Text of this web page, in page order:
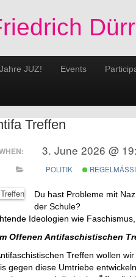
Dürr
JUZ! Events
Treffen
3. June 2026 @
POLITIK
Du hast Pro­ble­me mit
der Schu­le?
Ideo­lo­gi­en wie
Of­fe­nen An­ti­fa­schis­ti­schen
Tref­fen wol­len
gegen diese Um­trie­be